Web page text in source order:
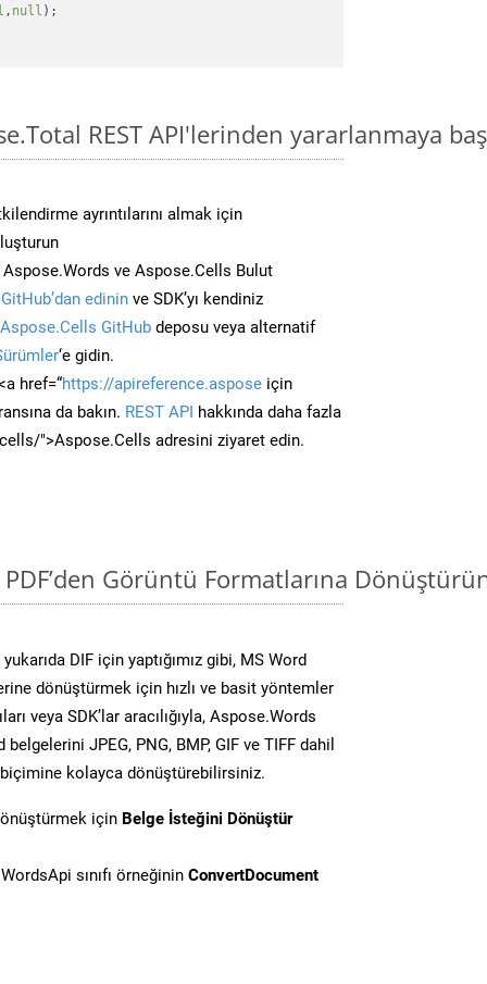
, null );
REST API'lerinden yararlanmaya
ayrıntılarını almak için
ve Aspose.Cells Bulut
edinin ve SDK’yı kendiniz
Aspose.Cells GitHub deposu veya alternatif
‘e gidin.
href=“https://apireference.aspose için
da bakın. REST API hakkında daha fazla
">Aspose.Cells adresini ziyaret edin.
Görüntü Formatlarına Dönüştürün
DIF için yaptığımız gibi, MS Word
dönüştürmek için hızlı ve basit yöntemler
veya SDK’lar aracılığıyla, Aspose.Words
JPEG, PNG, BMP, GIF ve TIFF dahil
kolayca dönüştürebilirsiniz.
için Belge İsteğini Dönüştür
sınıfı örneğinin ConvertDocument